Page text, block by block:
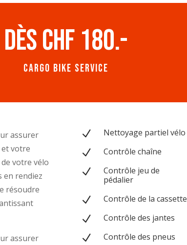
dès CHF 180.-
Cargo Bike service
assurer
votre
votre vélo
en rendiez
résoudre
assurer
N Nettoyage partiel vélo
N Contrôle chaîne
N
Contrôle jeu de
pédalier
N Contrôle de la cassette
N Contrôle des jantes
N Contrôle des pneus